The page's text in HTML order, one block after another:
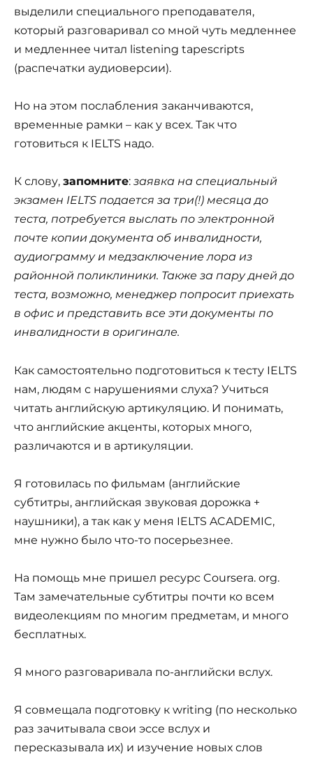
выделили специального преподавателя,
который разговаривал со мной чуть медленнее
и медленнее читал listening tapescripts
(распечатки аудиоверсии).
Но на этом послабления заканчиваются,
временные рамки – как у всех. Так что
готовиться к IELTS надо.
К слову, запомните: заявка на специальный
экзамен IELTS подается за три(!) месяца до
теста, потребуется выслать по электронной
почте копии документа об инвалидности,
аудиограмму и медзаключение лора из
районной поликлиники. Также за пару дней до
теста, возможно, менеджер попросит приехать
в офис и представить все эти документы по
инвалидности в оригинале.
Как самостоятельно подготовиться к тесту IELTS
нам, людям с нарушениями слуха? Учиться
читать английскую артикуляцию. И понимать,
что английские акценты, которых много,
различаются и в артикуляции.
Я готовилась по фильмам (английские
субтитры, английская звуковая дорожка +
наушники), а так как у меня IELTS ACADEMIC,
мне нужно было что-то посерьезнее.
На помощь мне пришел ресурс Coursera. org.
Там замечательные субтитры почти ко всем
видеолекциям по многим предметам, и много
бесплатных.
Я много разговаривала по-английски вслух.
Я совмещала подготовку к writing (по несколько
раз зачитывала свои эссе вслух и
пересказывала их) и изучение новых слов